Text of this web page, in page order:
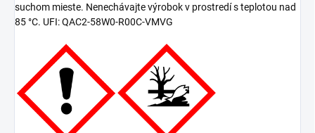
suchom mieste. Nenechávajte výrobok v prostredí s teplotou nad
85 °C. UFI: QAC2-58W0-R00C-VMVG